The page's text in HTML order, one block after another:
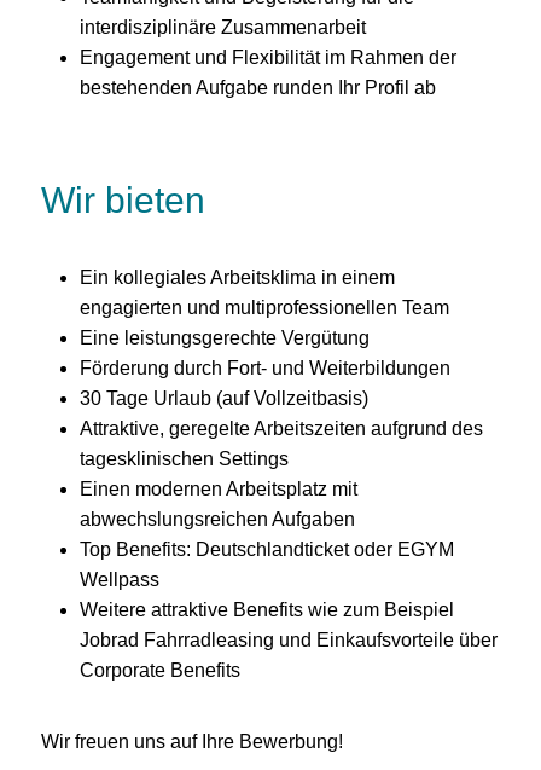
interdisziplinäre Zusammenarbeit
Engagement und Flexibilität im Rahmen der
bestehenden Aufgabe runden Ihr Profil ab
Wir bieten
Ein kollegiales Arbeitsklima in einem
engagierten und multiprofessionellen Team
Eine leistungsgerechte Vergütung
Förderung durch Fort- und Weiterbildungen
30 Tage Urlaub (auf Vollzeitbasis)
Attraktive, geregelte Arbeitszeiten aufgrund des
tagesklinischen Settings
Einen modernen Arbeitsplatz mit
abwechslungsreichen Aufgaben
Top Benefits: Deutschlandticket oder EGYM
Wellpass
Weitere attraktive Benefits wie zum Beispiel
Jobrad Fahrradleasing und Einkaufsvorteile über
Corporate Benefits
Wir freuen uns auf Ihre Bewerbung!